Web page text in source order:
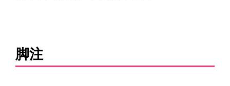
脚注